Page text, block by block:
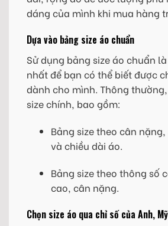
dáng của mình khi mua hàng
Dựa vào bảng size áo chuẩn
Sử dụng bảng size áo chuẩn
nhất để bạn có thể biết được
dành cho mình. Thông
size chính, bao gồm:
Bảng size theo cân
và chiều dài áo.
Bảng size theo thông số
cao, cân nặng.
Chọn size áo qua chỉ số của Anh, Mỹ